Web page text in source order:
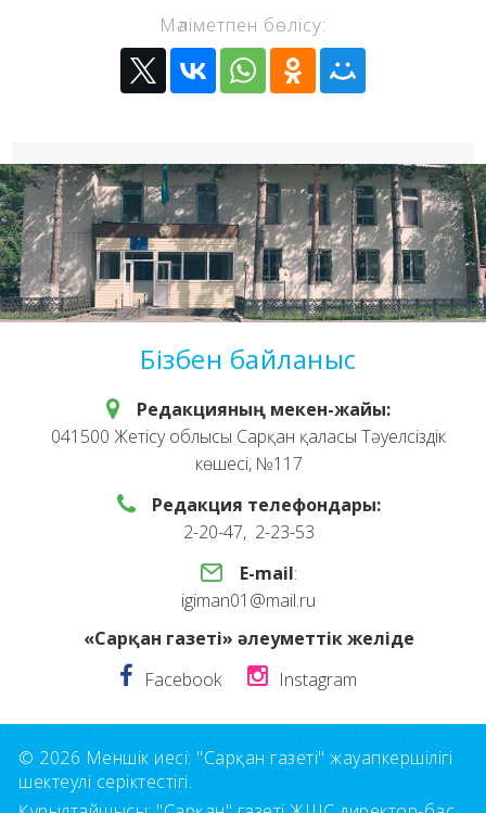
Мәліметпен бөлісу:
Бізбен байланыс
Редакцияның мекен-жайы:
041500 Жетісу облысы Сарқан қаласы Тәуелсіздік
көшесі, №117
Редакция телефондары:
2-20-47, 2-23-53
E-mail:
igiman01@mail.ru
«Сарқан газеті» әлеуметтік желіде
Facebook
Instagram
© 2026 Меншік иесі: "Сарқан газеті" жауапкершілігі
шектеулі серіктестігі.